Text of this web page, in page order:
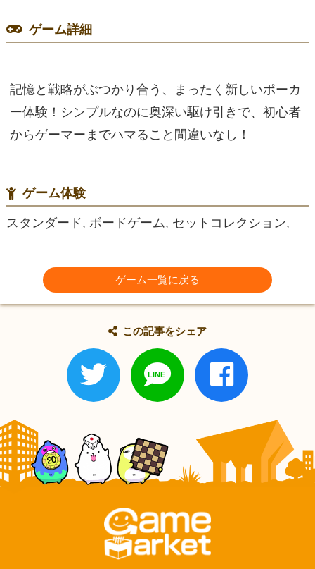
ゲーム詳細
記憶と戦略がぶつかり合う、まったく新しいポーカ
ー体験！シンプルなのに奥深い駆け引きで、初心者
からゲーマーまでハマること間違いなし！
ゲーム体験
スタンダード, ボードゲーム, セットコレクション,
ゲーム一覧に戻る
この記事をシェア